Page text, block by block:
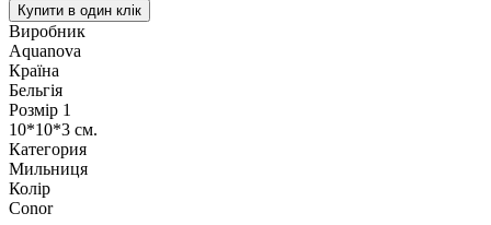
Купити в один клік
Виробник
Aquanova
Країна
Бельгія
Розмір 1
10*10*3 см.
Категория
Мильниця
Колір
Conor